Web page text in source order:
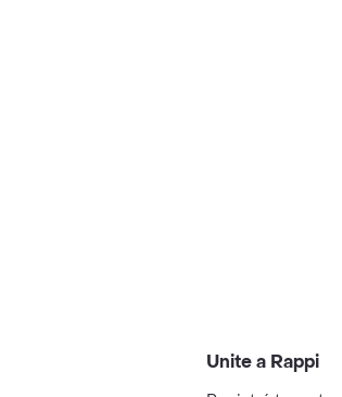
Unite a Rappi